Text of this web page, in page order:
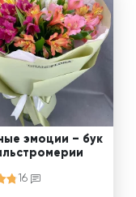
эмоции – бук
16